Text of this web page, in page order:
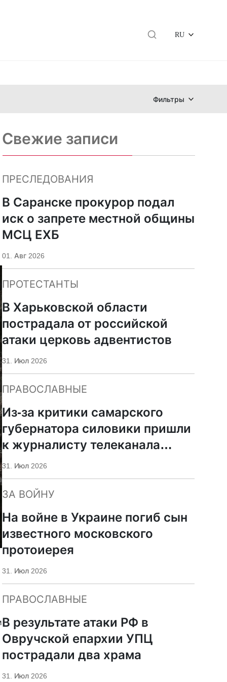
RU
Фильтры
Свежие записи
ПРЕСЛЕДОВАНИЯ
В Саранске прокурор подал
иск о запрете местной общины
МСЦ ЕХБ
01. Авг 2026
ПРОТЕСТАНТЫ
В Харьковской области
пострадала от российской
атаки церковь адвентистов
31. Июл 2026
ПРАВОСЛАВНЫЕ
Из-за критики самарского
губернатора силовики пришли
к журналисту телеканала
«Царьград»
31. Июл 2026
ЗА ВОЙНУ
На войне в Украине погиб сын
известного московского
протоиерея
31. Июл 2026
ПРАВОСЛАВНЫЕ
В результате атаки РФ в
Овручской епархии УПЦ
пострадали два храма
31. Июл 2026